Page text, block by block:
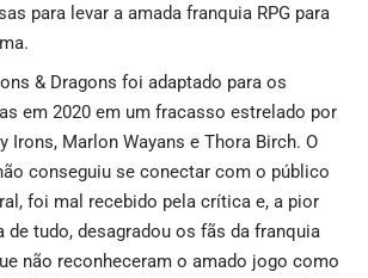
para levar a amada franquia RPG para
& Dragons foi adaptado para os
em 2020 em um fracasso estrelado por
Irons, Marlon Wayans e Thora Birch. O
conseguiu se conectar com o público
foi mal recebido pela crítica e, a pior
de tudo, desagradou os fãs da franquia
não reconheceram o amado jogo como